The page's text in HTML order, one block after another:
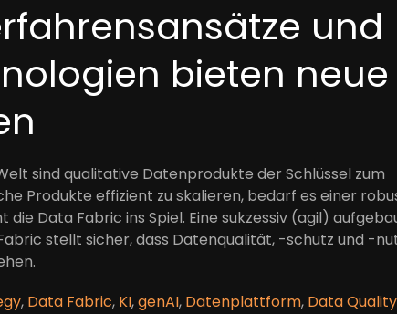
und
bieten neue
sind qualitative Datenprodukte der Schlüssel zum
Produkte effizient zu skalieren, bedarf es einer
Data Fabric ins Spiel. Eine sukzessiv (agil)
stellt sicher, dass Datenqualität, -schutz und -
, Data Fabric, KI,genAI, Datenplattform, Data Quality